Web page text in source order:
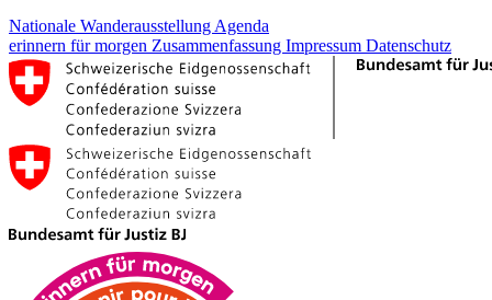
Nationale Wanderausstellung Agenda
erinnern für morgen Zusammenfassung Impressum Datenschutz